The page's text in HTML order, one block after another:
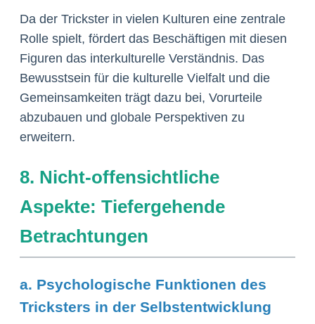
Da der Trickster in vielen Kulturen eine zentrale
Rolle spielt, fördert das Beschäftigen mit diesen
Figuren das interkulturelle Verständnis. Das
Bewusstsein für die kulturelle Vielfalt und die
Gemeinsamkeiten trägt dazu bei, Vorurteile
abzubauen und globale Perspektiven zu
erweitern.
8. Nicht-offensichtliche
Aspekte: Tiefergehende
Betrachtungen
a. Psychologische Funktionen des
Tricksters in der Selbstentwicklung